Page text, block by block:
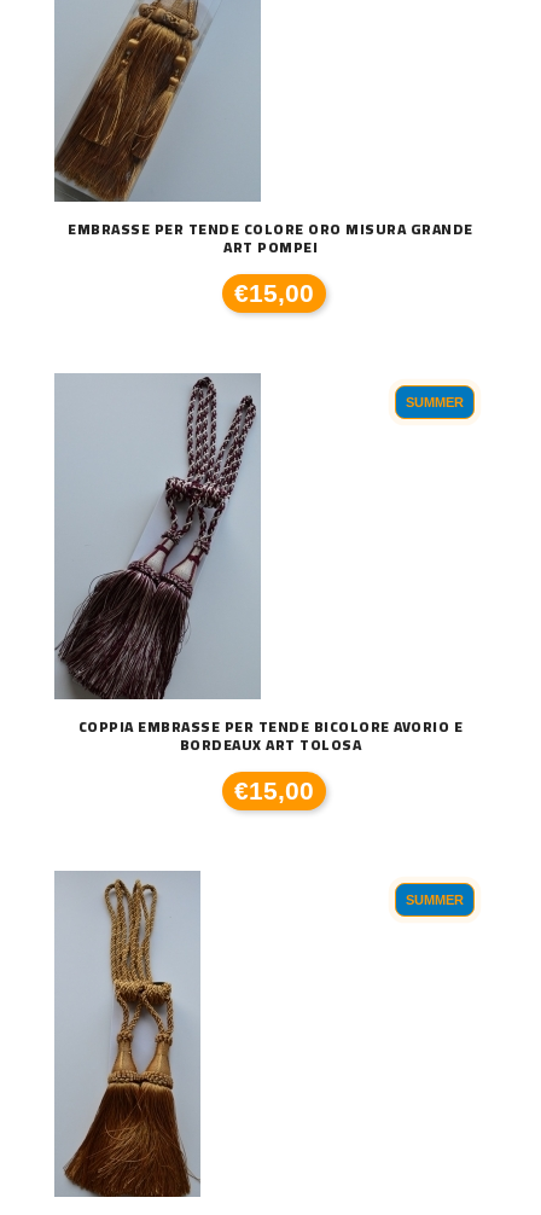
EMBRASSE PER TENDE COLORE ORO MISURA GRANDE
ART POMPEI
€15,00
SUMMER
COPPIA EMBRASSE PER TENDE BICOLORE AVORIO E
BORDEAUX ART TOLOSA
€15,00
SUMMER